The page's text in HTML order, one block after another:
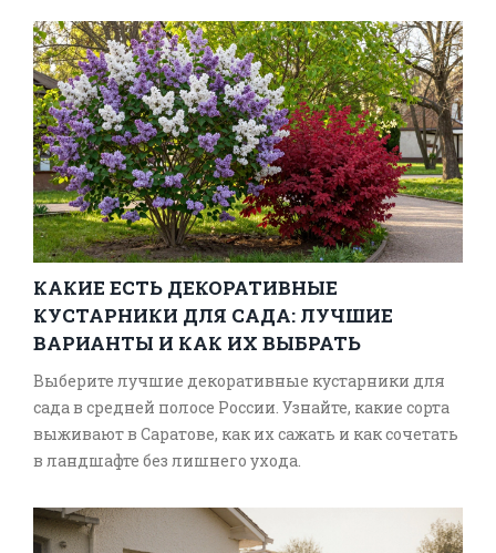
КАКИЕ ЕСТЬ ДЕКОРАТИВНЫЕ
КУСТАРНИКИ ДЛЯ САДА: ЛУЧШИЕ
ВАРИАНТЫ И КАК ИХ ВЫБРАТЬ
Выберите лучшие декоративные кустарники для
сада в средней полосе России. Узнайте, какие сорта
выживают в Саратове, как их сажать и как сочетать
в ландшафте без лишнего ухода.